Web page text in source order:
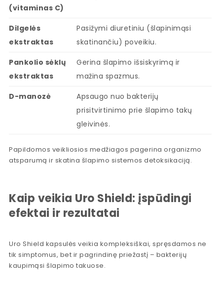
(vitaminas C)
Dilgelės
ekstraktas
Pasižymi diuretiniu (šlapinimąsi
skatinančiu) poveikiu.
Pankolio sėklų
ekstraktas
Gerina šlapimo išsiskyrimą ir
mažina spazmus.
D-manozė
Apsaugo nuo bakterijų
prisitvirtinimo prie šlapimo takų
gleivinės.
Papildomos veikliosios medžiagos pagerina organizmo
atsparumą ir skatina šlapimo sistemos detoksikaciją.
Kaip veikia Uro Shield: įspūdingi
efektai ir rezultatai
Uro Shield kapsulės veikia kompleksiškai, spręsdamos ne
tik simptomus, bet ir pagrindinę priežastį – bakterijų
kaupimąsi šlapimo takuose.